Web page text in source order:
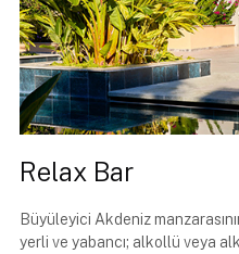
Relax Bar
Büyüleyici Akdeniz
yerli ve yabancı; alkollü veya